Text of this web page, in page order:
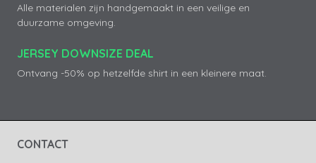
Alle materialen zijn handgemaakt in een veilige en
duurzame omgeving.
JERSEY DOWNSIZE DEAL
Ontvang -50% op hetzelfde shirt in een kleinere maat.
CONTACT